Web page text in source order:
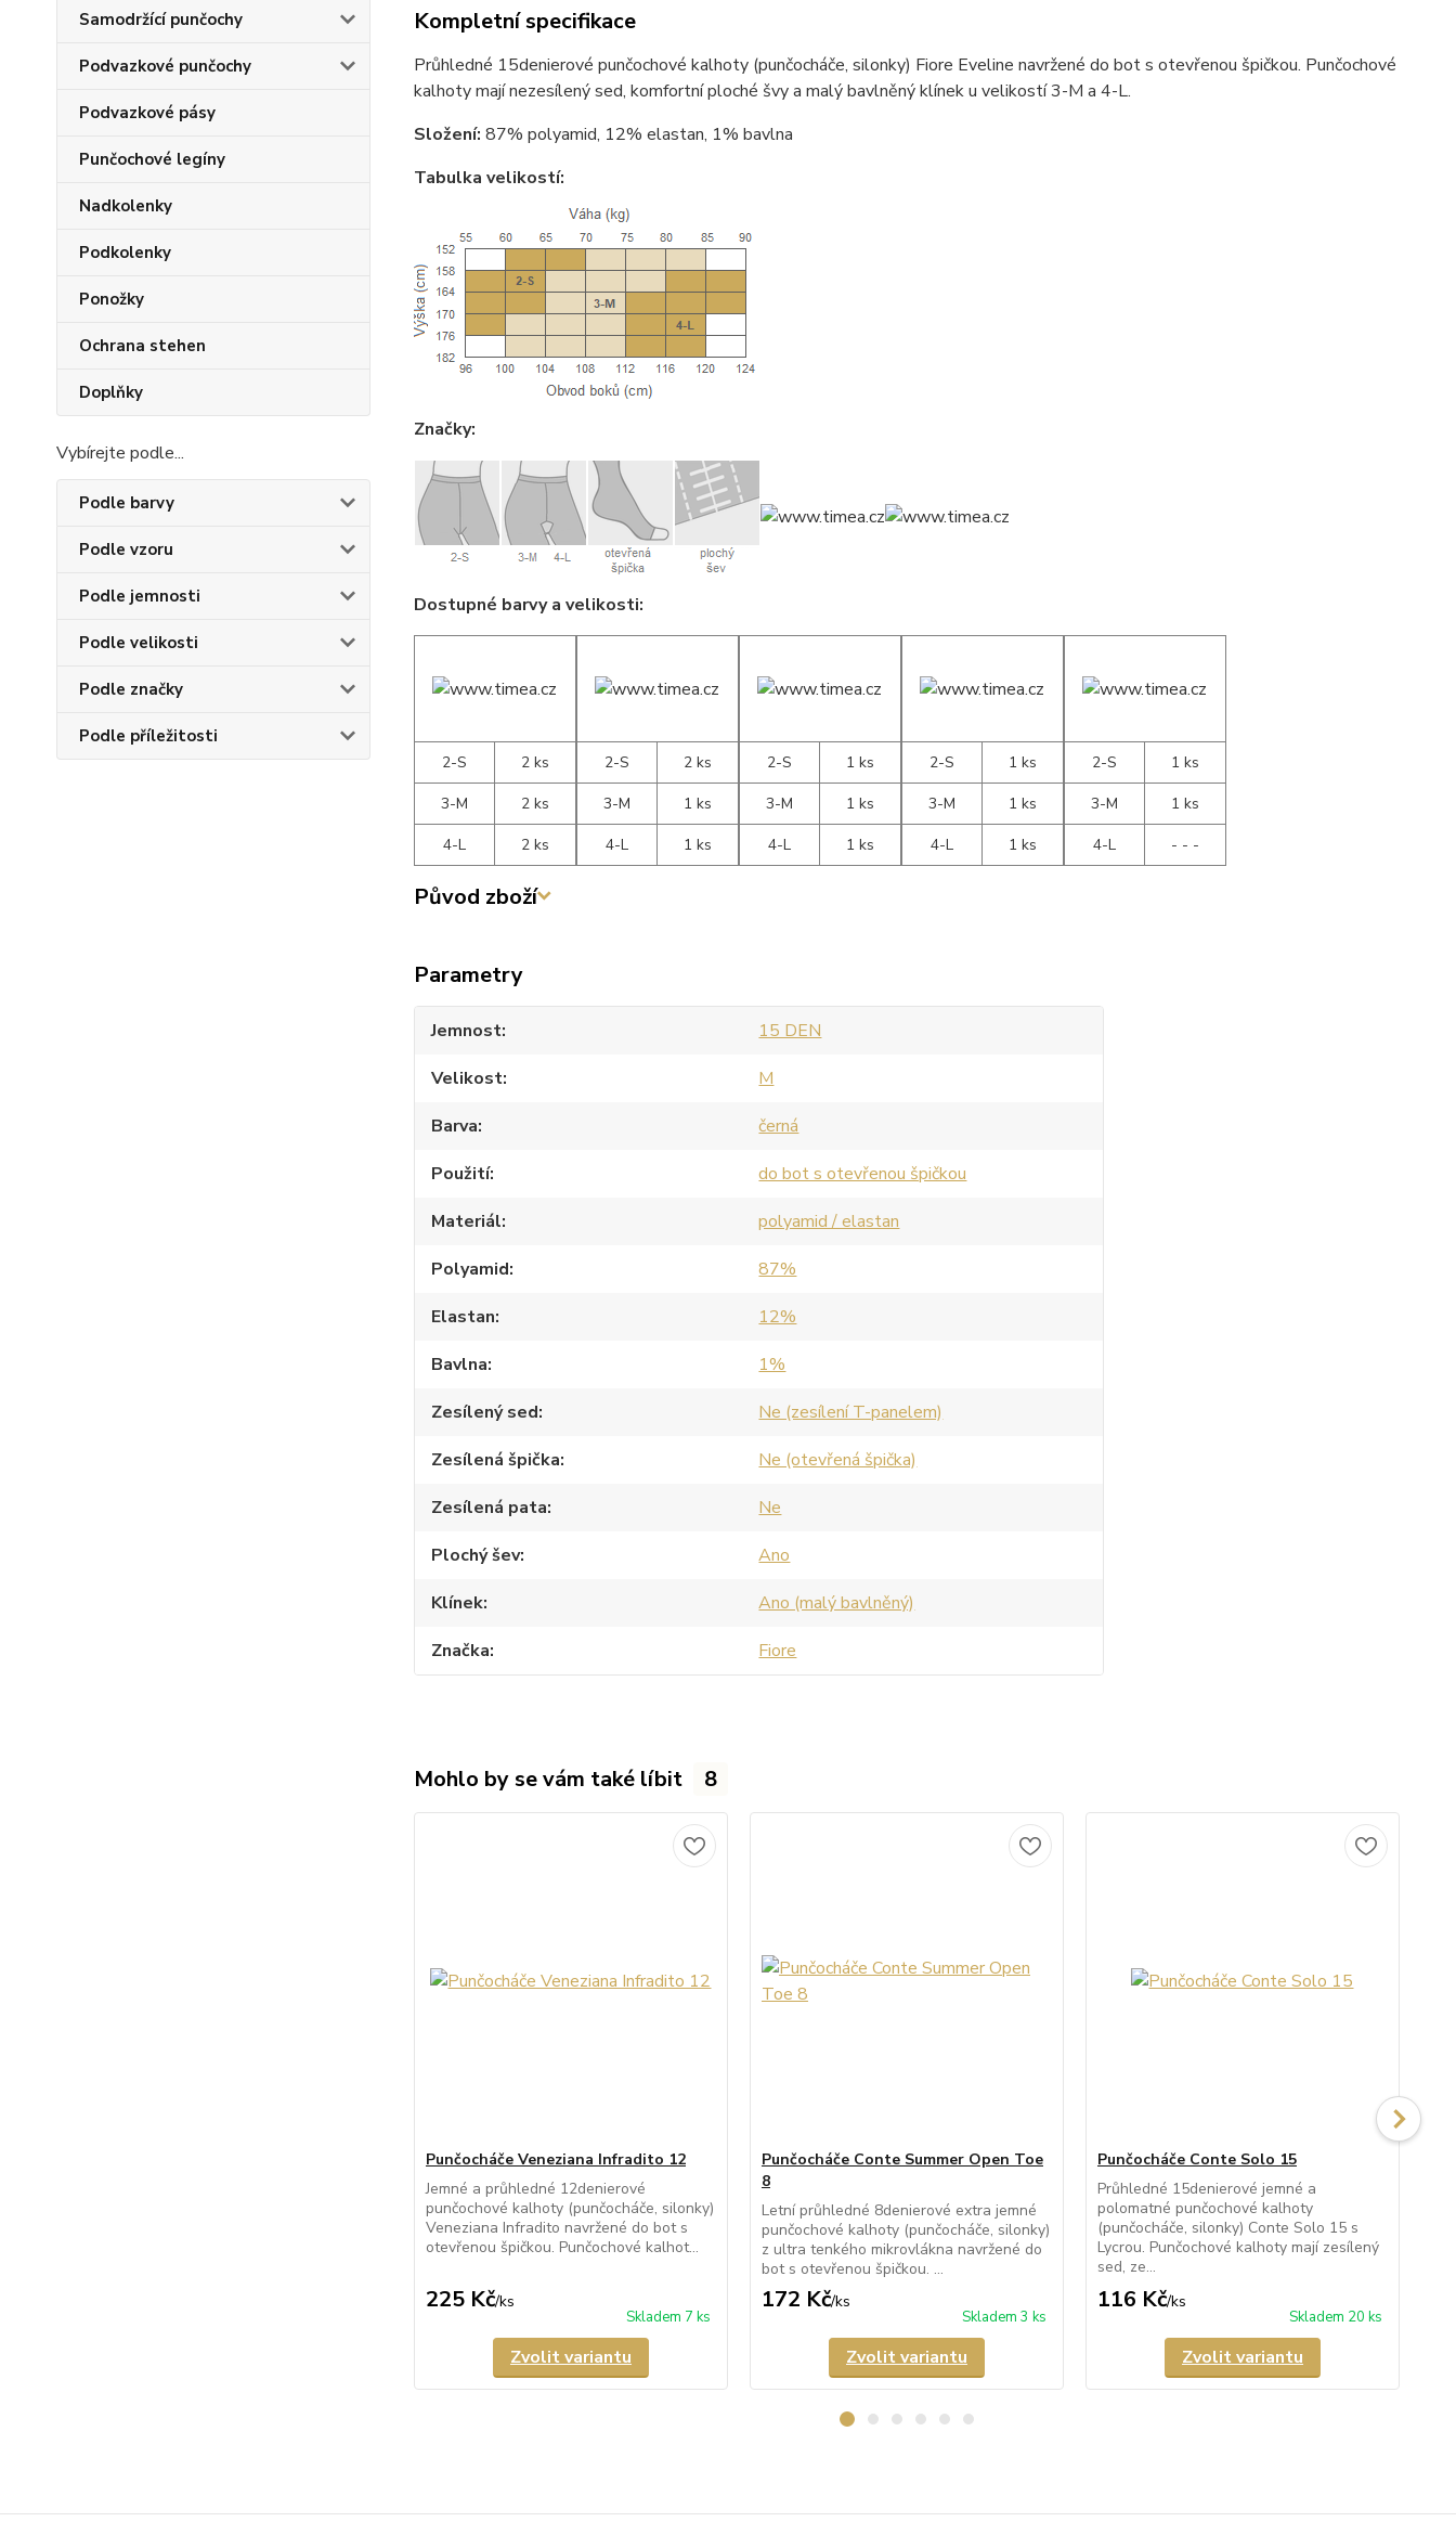
Samodržící punčochy
Podvazkové punčochy
Podvazkové pásy
Punčochové legíny
Nadkolenky
Podkolenky
Ponožky
Ochrana stehen
Doplňky
Vybírejte podle...
Podle barvy
Podle vzoru
Podle jemnosti
Podle velikosti
Podle značky
Podle příležitosti
Kompletní specifikace
Průhledné 15denierové punčochové kalhoty (punčocháče, silonky) Fiore Eveline navržené do bot s otevřenou špičkou. Punčochové
kalhoty mají nezesílený sed, komfortní ploché švy a malý bavlněný klínek u velikostí 3-M a 4-L.
Složení: 87% polyamid, 12% elastan, 1% bavlna
Tabulka velikostí:
Značky:
Dostupné barvy a velikosti:
2-S
2 ks
3-M
2 ks
4-L
2 ks
2-S
2 ks
3-M
1 ks
4-L
1 ks
2-S
1 ks
3-M
1 ks
4-L
1 ks
2-S
1 ks
3-M
1 ks
4-L
1 ks
2-S
1 ks
3-M
1 ks
4-L
- - -
Původ zboží
Parametry
Jemnost
15 DEN
Velikost
M
Barva
černá
Použití
do bot s otevřenou špičkou
Materiál
polyamid / elastan
Polyamid
87%
Elastan
12%
Bavlna
1%
Zesílený sed
Ne (zesílení T-panelem)
Zesílená špička
Ne (otevřená špička)
Zesílená pata
Ne
Plochý šev
Ano
Klínek
Ano (malý bavlněný)
Značka
Fiore
Mohlo by se vám také líbit 8
Punčocháče Veneziana Infradito 12
Jemné a průhledné 12denierové
punčochové kalhoty (punčocháče, silonky)
Veneziana Infradito navržené do bot s
otevřenou špičkou. Punčochové kalhot...
225 Kč/ks
Skladem 7 ks
Zvolit variantu
Punčocháče Conte Summer Open Toe
8
Letní průhledné 8denierové extra jemné
punčochové kalhoty (punčocháče, silonky)
z ultra tenkého mikrovlákna navržené do
bot s otevřenou špičkou. ...
172 Kč/ks
Skladem 3 ks
Zvolit variantu
Punčocháče Conte Solo 15
Průhledné 15denierové jemné a
polomatné punčochové kalhoty
(punčocháče, silonky) Conte Solo 15 s
Lycrou. Punčochové kalhoty mají zesílený
sed, ze...
116 Kč/ks
Skladem 20 ks
Zvolit variantu